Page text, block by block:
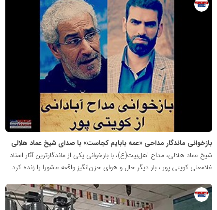
بازخوانی ماندگار مداحی «عمه بابایم کجاست» با صدای شیخ عماد هلالی
شیخ عماد هلالی، مداح اهل‌بیت(ع)، با بازخوانی یکی از ماندگارترین آثار استاد
غلامعلی کویتی پور ، بار دیگر حال و هوای حزن‌انگیز واقعه عاشورا را زنده کرد.